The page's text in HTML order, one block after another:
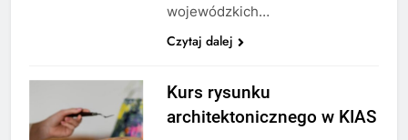
wojewódzkich…
Czytaj dalej
Kurs rysunku
architektonicznego w KIAS